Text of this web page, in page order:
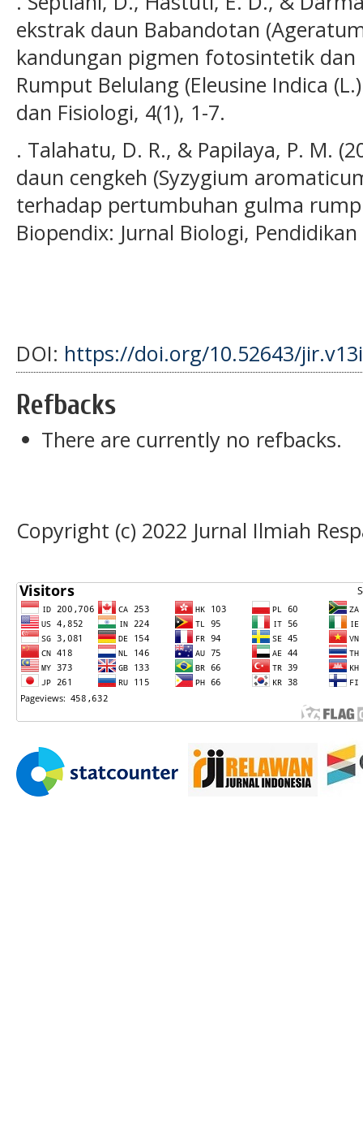
ekstrak daun Babandotan
kandungan pigmen fotosintetik
Rumput Belulang (Eleusine Indica
dan Fisiologi, 4(1), 1-7.
. Talahatu, D. R., & Papilaya, P. M.
daun cengkeh (Syzygium
terhadap pertumbuhan gulma
Biopendix: Jurnal Biologi,
DOI: https://doi.org/10.52643/
Refbacks
There are currently no refbacks.
Copyright (c) 2022 Jurnal Ilmiah